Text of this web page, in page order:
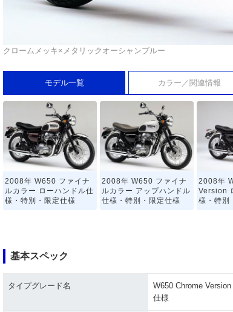
クロームメッキ×メタリックオーシャンブルー
モデル一覧 カラー／関連情報
2008年 W650 ファイナ
ルカラー ローハンドル仕
様・特別・限定仕様
2008年 W650 ファイナ
ルカラー アップハンドル
仕様・特別・限定仕様
2008年
Version
様・特別
2007年 W650 追加カラ
基本スペック
タイプグレード名
W650 Chrome
仕様